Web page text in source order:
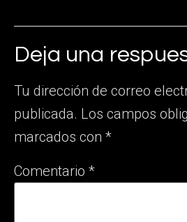
Deja una
Tu dirección de correo
publicada. Los campos
marcados con*
Comentario*